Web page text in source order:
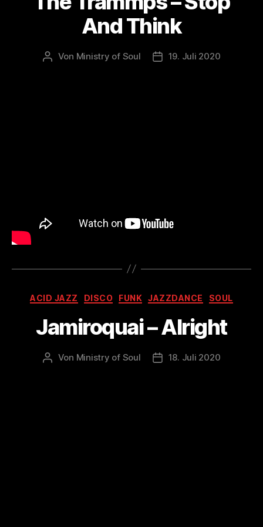
And Think
Beitragsautor
Von Ministry of Soul Veröffentlichungsdatum
19. Juli 2020
Kategorien
ACID JAZZ DISCO FUNK JAZZDANCE SOUL
Jamiroquai – Alright
Beitragsautor
Von Ministry of Soul Veröffentlichungsdatum
18. Juli 2020